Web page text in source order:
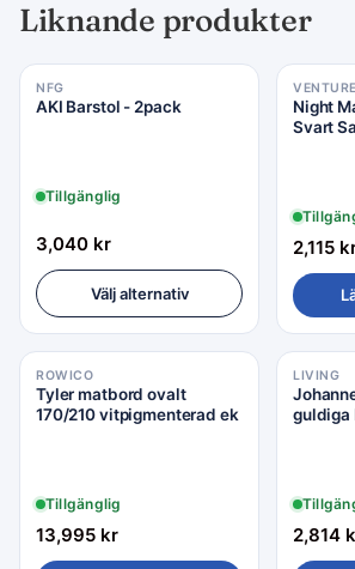
Liknande produkter
NFG
AKI Barstol - 2pack
Tillgänglig
3,040 kr
Välj alternativ
Night
Svart
2,115
ROWICO
Tyler matbord ovalt
170/210 vitpigmenterad ek
Tillgänglig
13,995 kr
LIVING
guldiga
2,814